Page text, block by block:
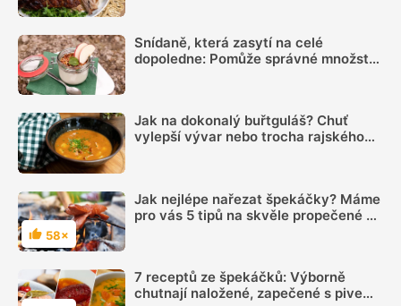
Snídaně, která zasytí na celé
dopoledne: Pomůže správné množství
Jak na dokonalý buřtguláš? Chuť
vylepší vývar nebo trocha rajského
Hodnocení
58×
Jak nejlépe nařezat špekáčky? Máme
pro vás 5 tipů na skvěle propečené a
7 receptů ze špekáčků: Výborně
chutnají naložené, zapečené s pivem i